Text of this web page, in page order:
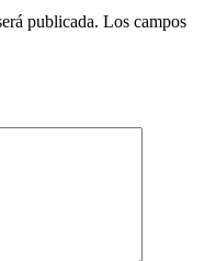
publicada. Los campos